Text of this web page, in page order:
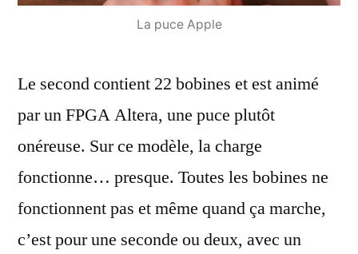
La puce Apple
Le second contient 22 bobines et est animé
par un FPGA Altera, une puce plutôt
onéreuse. Sur ce modèle, la charge
fonctionne… presque. Toutes les bobines ne
fonctionnent pas et même quand ça marche,
c’est pour une seconde ou deux, avec un